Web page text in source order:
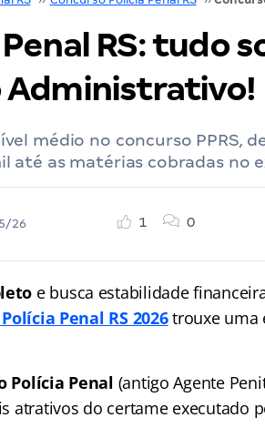
RS: tudo
Administrativo!
médio no concurso PPRS,
até as matérias cobradas no
26
1 0
e busca estabilidade
Penal RS 2026trouxe uma
Polícia Penal (antigo Agente
atrativos do certame executado